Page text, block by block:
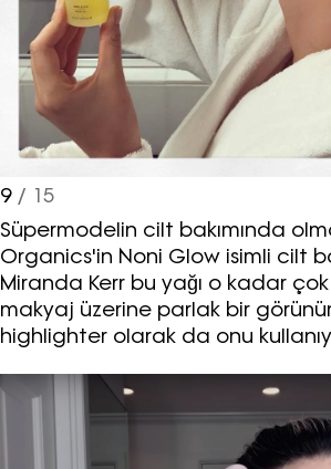
Turkuvaz Haberleşme ve
A.Ş. tarafından
https://vogue.com.tr/
üzerinden sunulan ürün ve
hizmetlere ilişkin reklam,
pazarlama ve kutlama/
yoluyla tarafıma
ve bu kapsamda/ amaçla
soyad ve e-posta adresi
işlenmesine açık rıza
9/ 15
Süpermodelin cilt bakımında
Organics'in Noni Glow isimli cilt
Miranda Kerr bu yağı o kadar
makyaj üzerine parlak bir
highlighter olarak da onu